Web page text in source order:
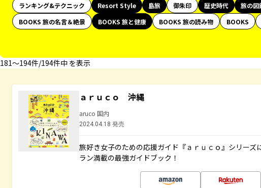
ランキング&テクニック
Resort Style 島旅 御朱印 歴史時代 旅の図
BOOKS 旅の名言＆絶景
BOOKS 旅と健康 BOOKS 旅の読み物 BOOKS
181〜194件/194件中 を表示
ａｒｕｃｏ 沖縄
aruco 国内
2024.04.18 発売
旅好き女子のための応援ガイド『ａｒｕｃｏ』シリー
ラン満載の最強ガイドブック！